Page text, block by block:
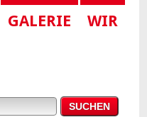
GALERIE WIR